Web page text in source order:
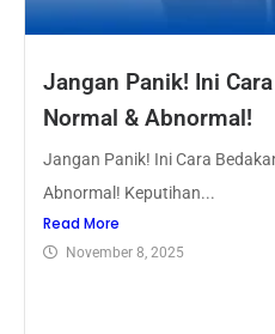
Jangan Panik! Ini
Normal & Abnormal!
Jangan Panik! Ini Cara
Abnormal! Keputihan...
Read More
November 8, 2025